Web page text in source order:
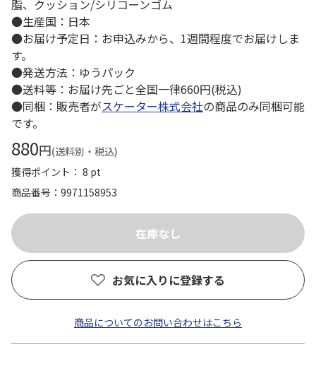
脂、クッション/シリコーンゴム
●生産国：日本
●お届け予定日：お申込みから、1週間程度でお届けしま
す。
●発送方法：ゆうパック
●送料等：お届け先ごと全国一律660円(税込)
●同梱：販売者がスケーター株式会社の商品のみ同梱可能
です。
880円(送料別・税込)
獲得ポイント： 8 pt
商品番号
9971158953
お気に入りに登録する
商品についてのお問い合わせはこちら